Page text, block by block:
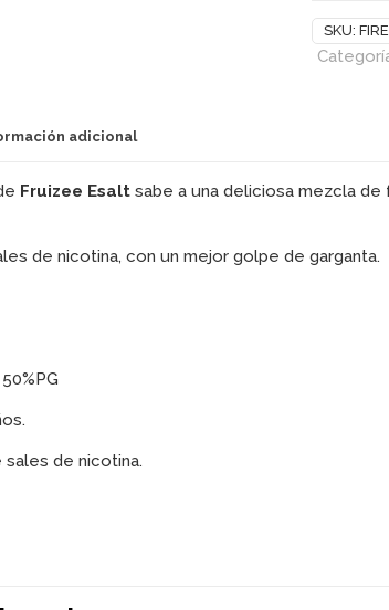
XTRA
FRESH
SKU:
adicional
Fruizee Esaltsabe a una deliciosa mezcla
de nicotina, con un mejor golpe de garganta.
de nicotina.